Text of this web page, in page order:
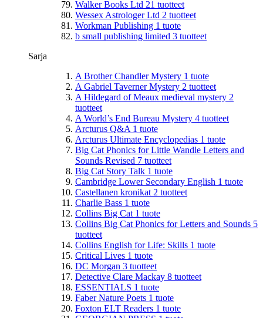
Walker Books Ltd 21 tuotteet
Wessex Astrologer Ltd 2 tuotteet
Workman Publishing 1 tuote
b small publishing limited 3 tuotteet
Sarja
A Brother Chandler Mystery 1 tuote
A Gabriel Taverner Mystery 2 tuotteet
A Hildegard of Meaux medieval mystery 2
tuotteet
A World’s End Bureau Mystery 4 tuotteet
Arcturus Q&A 1 tuote
Arcturus Ultimate Encyclopedias 1 tuote
Big Cat Phonics for Little Wandle Letters and
Sounds Revised 7 tuotteet
Big Cat Story Talk 1 tuote
Cambridge Lower Secondary English 1 tuote
Castellanen kronikat 2 tuotteet
Charlie Bass 1 tuote
Collins Big Cat 1 tuote
Collins Big Cat Phonics for Letters and Sounds 5
tuotteet
Collins English for Life: Skills 1 tuote
Critical Lives 1 tuote
DC Morgan 3 tuotteet
Detective Clare Mackay 8 tuotteet
ESSENTIALS 1 tuote
Faber Nature Poets 1 tuote
Foxton ELT Readers 1 tuote